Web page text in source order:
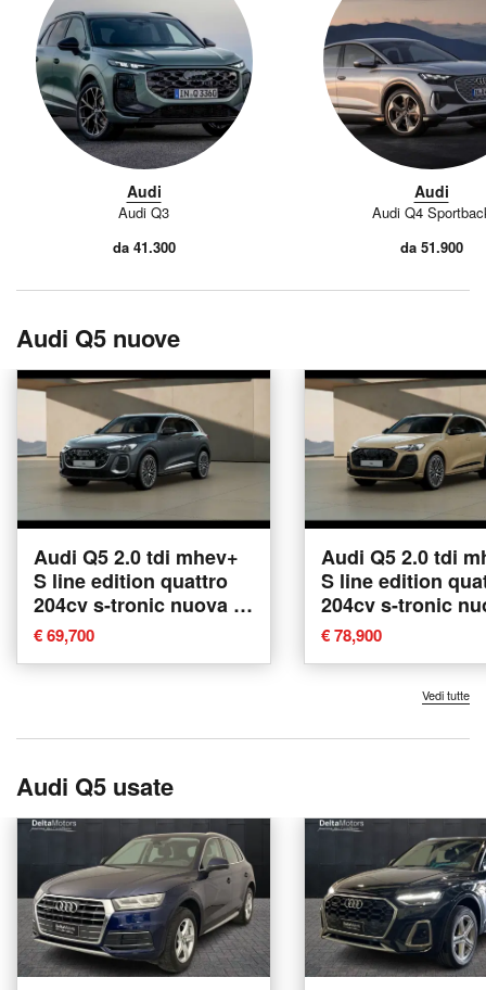
Audi
Audi Q3
da 41.300
Audi
Audi Q4
da 51.900
Audi Q5 nuove
Audi Q5 2.0 tdi mhev+
S line edition quattro
204cv s-tronic nuova a
Tavarnelle Val di Pesa
€ 69,700
Audi Q5 2.0 tdi
S line edition
204cv s-tronic
Pisa
€ 78,900
Vedi tutte
Audi Q5 usate